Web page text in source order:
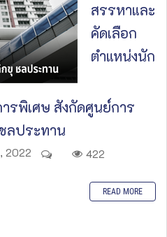
สรรหาและ
คัดเลือก
ตำแหน่งนัก
พิเศษ สังกัดศูนย์การ
ประทาน
2022 422
READ MORE